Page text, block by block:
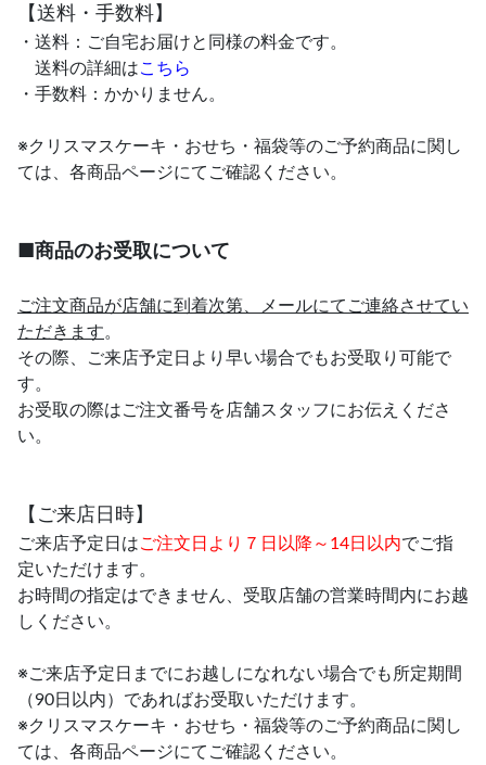
【送料・手数料】
・送料：ご自宅お届けと同様の料金です。
送料の詳細はこちら
・手数料：かかりません。
※クリスマスケーキ・おせち・福袋等のご予約商品に関し
ては、各商品ページにてご確認ください。
■商品のお受取について
ご注文商品が店舗に到着次第、メールにてご連絡させてい
ただきます。
その際、ご来店予定日より早い場合でもお受取り可能で
す。
お受取の際はご注文番号を店舗スタッフにお伝えくださ
い。
【ご来店日時】
ご来店予定日はご注文日より７日以降～14日以内でご指
定いただけます。
お時間の指定はできません、受取店舗の営業時間内にお越
しください。
※ご来店予定日までにお越しになれない場合でも所定期間
（90日以内）であればお受取いただけます。
※クリスマスケーキ・おせち・福袋等のご予約商品に関し
ては、各商品ページにてご確認ください。